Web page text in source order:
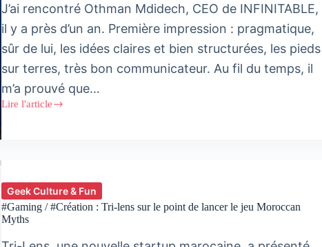
J’ai rencontré Othman Mdidech, CEO de INFINITABLE,
il y a près d’un an. Première impression : pragmatique,
sûr de lui, les idées claires et bien structurées, les pieds
sur terres, très bon communicateur. Au fil du temps, il
m’a prouvé que…
Lire l'article
#Entrepreneur
CEO
Geek Culture & Fun
#Gaming / #Création : Tri-lens sur le point de lancer le jeu Moroccan
Myths